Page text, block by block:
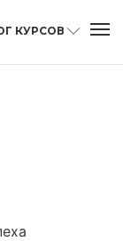
КУРСОВ